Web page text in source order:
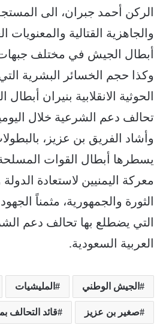
الركن أحمد جبران، الى
والجاهزية القتالية والمعنويات
أبطال الجيش في مختلف جبهات
وكذا حجم الخسائر البشرية التي
الحوثية الانقلابية بنيران
تحالف دعم الشرعية خلال
وأشاد الفريق بن عزيز،
يسطرها أبطال القوات
معركة اليمنيين لاستعادة
الثورة والجمهورية، مثمناً
التي يضطلع بها تحالف دعم
العربية السعودية.
الجيش الوطني المليشيات
صغير بن عزيز قائد التحالف